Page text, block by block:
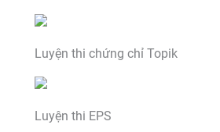
Luyện thi chứng chỉ Topik
Luyện thi EPS